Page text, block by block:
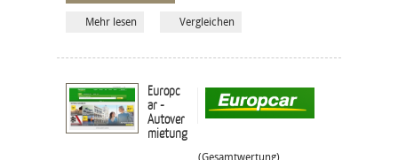
Mehr lesen Vergleichen
Europc
ar -
Autover
mietung
(Gesamtwertung)